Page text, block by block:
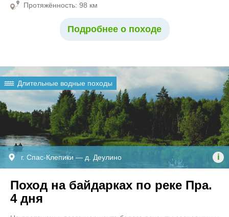
Протяжённость: 98 км
Подробнее о походе
г. Спас-Клепики — д. Деулино i
Длительные водные походы
Поход на байдарках по реке Пра.
4 дня